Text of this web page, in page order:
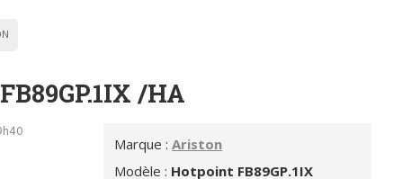
/HA
Marque :Ariston
Modèle : Hotpoint FB89GP.1IX